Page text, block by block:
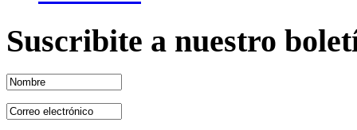
Suscribite a nuestro